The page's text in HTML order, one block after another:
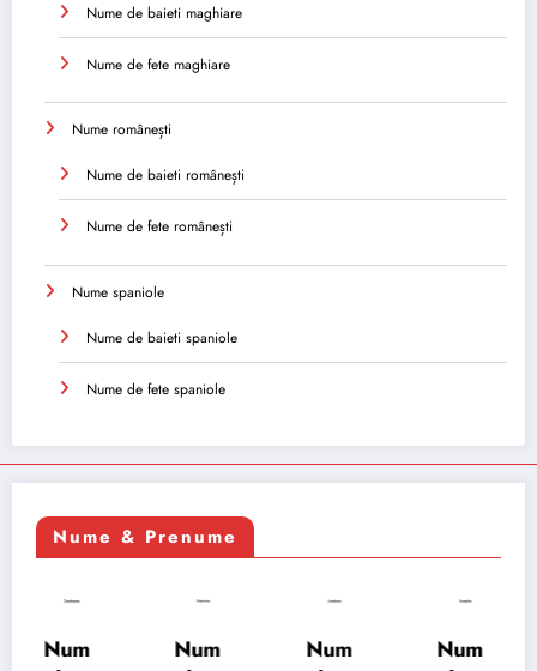
Nume de baieti maghiare
Nume de fete maghiare
Nume românești
Nume de baieti românești
Nume de fete românești
Nume spaniole
Nume de baieti spaniole
Nume de fete spaniole
Nume & Prenume
Num
Num
Num
Num